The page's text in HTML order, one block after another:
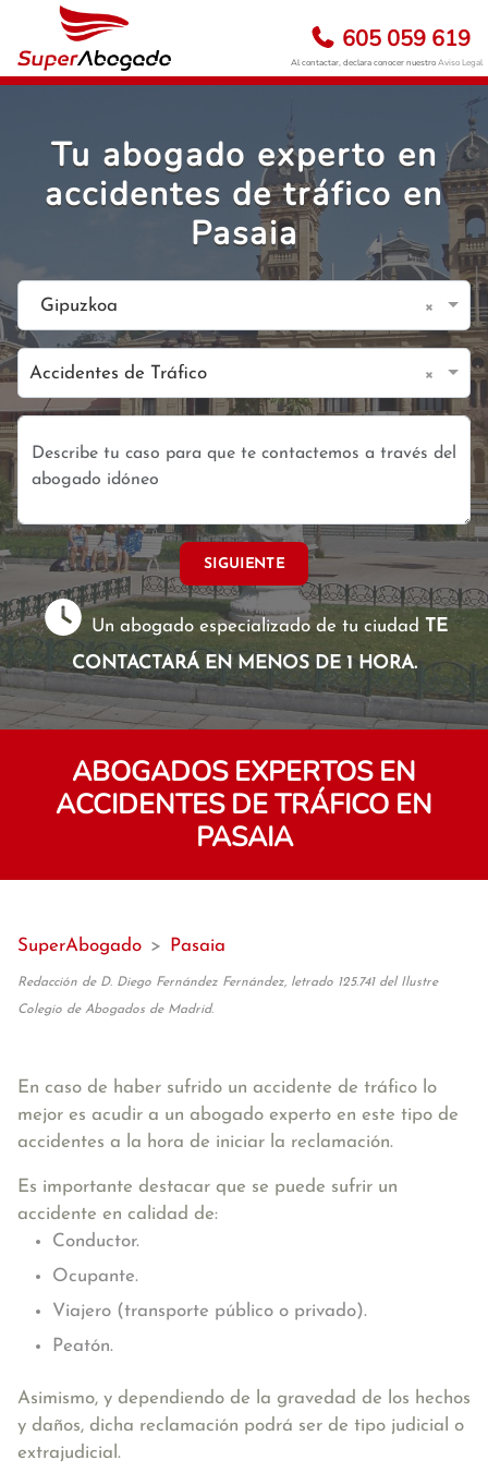
605 059 619
Al contactar, declara conocer nuestroAviso Legal
Tu abogado experto en
accidentes de tráfico en
Pasaia
Gipuzkoa ×
Accidentes de Tráfico ×
SIGUIENTE
Un abogado especializado de tu ciudad TE
CONTACTARÁ EN MENOS DE 1 HORA.
ABOGADOS EXPERTOS EN
ACCIDENTES DE TRÁFICO EN
PASAIA
SuperAbogado > Pasaia
Redacción de D. Diego Fernández Fernández, letrado 125.741 del Ilustre
Colegio de Abogados de Madrid.
En caso de haber sufrido un accidente de tráfico lo
mejor es acudir a un abogado experto en este tipo de
accidentes a la hora de iniciar la reclamación.
Es importante destacar que se puede sufrir un
accidente en calidad de:
Conductor.
Ocupante.
Viajero (transporte público o privado).
Peatón.
Asimismo, y dependiendo de la gravedad de los hechos
y daños, dicha reclamación podrá ser de tipo judicial o
extrajudicial.